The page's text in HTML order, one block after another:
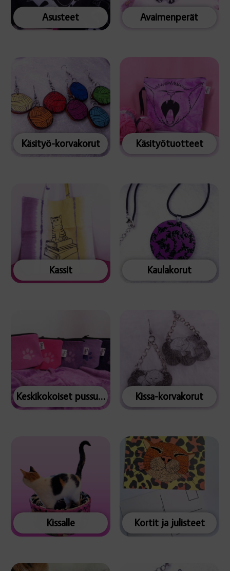
Asusteet Avaimenperät
Käsityö-korvakorut Käsityötuotteet
Kassit Kaulakorut
Keskikokoiset pussukat Kissa-korvakorut
Kissalle Kortit ja julisteet